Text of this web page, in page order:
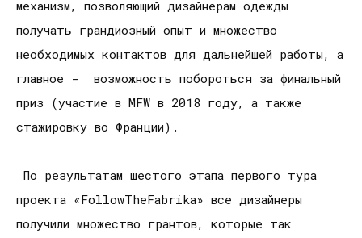
механизм, позволяющий дизайнерам одежды
получать грандиозный опыт и множество
необходимых контактов для дальнейшей работы, а
главное - возможность побороться за финальный
приз (участие в MFW в 2018 году, а также
стажировку во Франции).
По результатам шестого этапа первого тура
проекта «FollowTheFabrika» все дизайнеры
получили множество грантов, которые так